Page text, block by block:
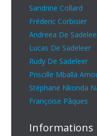
Sandrine Collard
Fréderic Corbisier
Andreea De
Lucas De Sadeleer
Rudy De Sadeleer
Priscille Mballa
Stéphane Nkonda
Françoise Pâques
Informations